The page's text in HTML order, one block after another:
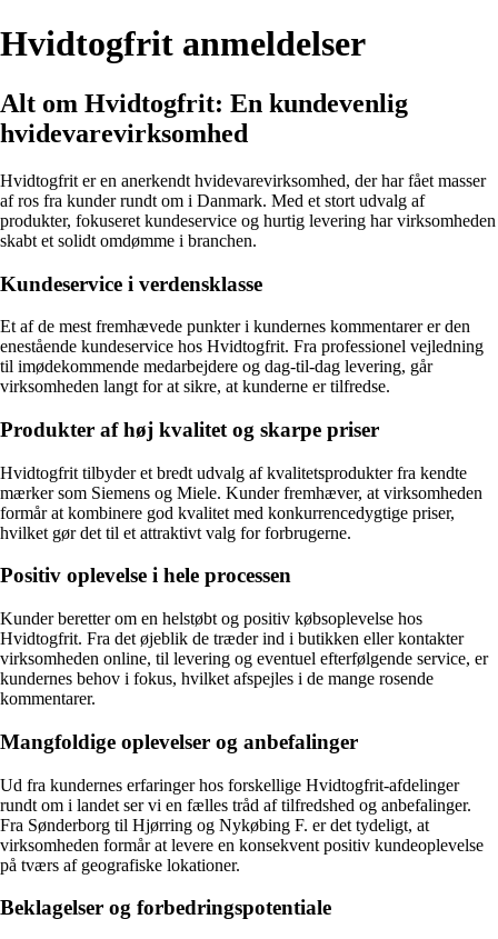
Hvidtogfrit anmeldelser
Alt om Hvidtogfrit: En kundevenlig
hvidevarevirksomhed
Hvidtogfrit er en anerkendt hvidevarevirksomhed, der har fået masser
af ros fra kunder rundt om i Danmark. Med et stort udvalg af
produkter, fokuseret kundeservice og hurtig levering har virksomheden
skabt et solidt omdømme i branchen.
Kundeservice i verdensklasse
Et af de mest fremhævede punkter i kundernes kommentarer er den
enestående kundeservice hos Hvidtogfrit. Fra professionel vejledning
til imødekommende medarbejdere og dag-til-dag levering, går
virksomheden langt for at sikre, at kunderne er tilfredse.
Produkter af høj kvalitet og skarpe priser
Hvidtogfrit tilbyder et bredt udvalg af kvalitetsprodukter fra kendte
mærker som Siemens og Miele. Kunder fremhæver, at virksomheden
formår at kombinere god kvalitet med konkurrencedygtige priser,
hvilket gør det til et attraktivt valg for forbrugerne.
Positiv oplevelse i hele processen
Kunder beretter om en helstøbt og positiv købsoplevelse hos
Hvidtogfrit. Fra det øjeblik de træder ind i butikken eller kontakter
virksomheden online, til levering og eventuel efterfølgende service, er
kundernes behov i fokus, hvilket afspejles i de mange rosende
kommentarer.
Mangfoldige oplevelser og anbefalinger
Ud fra kundernes erfaringer hos forskellige Hvidtogfrit-afdelinger
rundt om i landet ser vi en fælles tråd af tilfredshed og anbefalinger.
Fra Sønderborg til Hjørring og Nykøbing F. er det tydeligt, at
virksomheden formår at levere en konsekvent positiv kundeoplevelse
på tværs af geografiske lokationer.
Beklagelser og forbedringspotentiale